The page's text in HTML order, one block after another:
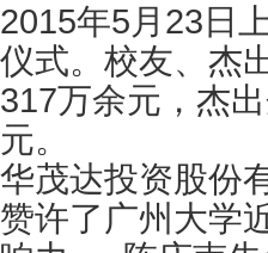
2015年5月23日
仪式。校友、杰
317万余元，杰
元。
华茂达投资股份
赞许了广州大学